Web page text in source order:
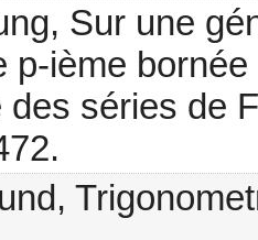
Sur une
p-ième
séries de